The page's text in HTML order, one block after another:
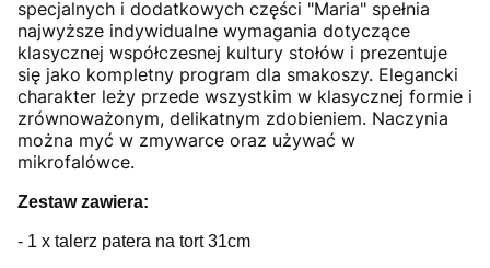
specjalnych i dodatkowych części "Maria" spełnia
najwyższe indywidualne wymagania dotyczące
klasycznej współczesnej kultury stołów i prezentuje
się jako kompletny program dla smakoszy. Elegancki
charakter leży przede wszystkim w klasycznej formie i
zrównoważonym, delikatnym zdobieniem. Naczynia
można myć w zmywarce oraz używać w
mikrofalówce.
Zestaw zawiera:
- 1 x talerz patera na tort 31cm